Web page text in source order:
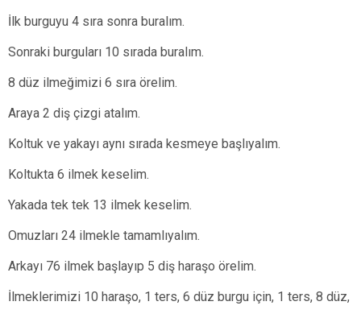
İlk burguyu 4 sıra sonra buralım.
Sonraki burguları 10 sırada buralım.
8 düz ilmeğimizi 6 sıra örelim.
Araya 2 diş çizgi atalım.
Koltuk ve yakayı aynı sırada kesmeye başlıyalım.
Koltukta 6 ilmek keselim.
Yakada tek tek 13 ilmek keselim.
Omuzları 24 ilmekle tamamlıyalım.
Arkayı 76 ilmek başlayıp 5 diş haraşo örelim.
İlmeklerimizi 10 haraşo, 1 ters, 6 düz burgu için, 1 ters, 8 düz,